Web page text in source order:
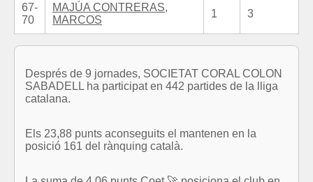
67-
70
MAJÚA CONTRERAS,
MARCOS
1 3
Després de 9 jornades, SOCIETAT CORAL COLON
SABADELL ha participat en 442 partides de la lliga
catalana.
Els 23,88 punts aconseguits el mantenen en la
posició 161 del rànquing català.